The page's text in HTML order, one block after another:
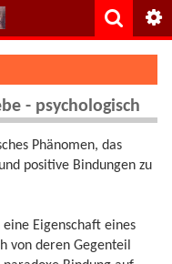
- psychologisch
Phänomen, das
positive Bindungen zu
Eigenschaft eines
von deren Gegenteil